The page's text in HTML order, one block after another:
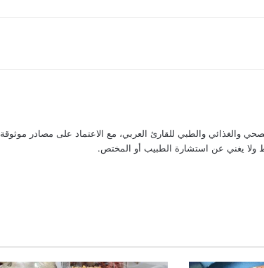
والغذائي والطبي للقارئ العربي، مع الاعتماد على مصادر موثوقة
ولا يغني عن استشارة الطبيب أو المختص.